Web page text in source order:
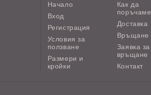
Начало
Вход
Регистрация
Условия за
ползване
Размери и
кройки
Как да
поръчаме
Доставка
Връщане
Заявка за
връщане
Контакт